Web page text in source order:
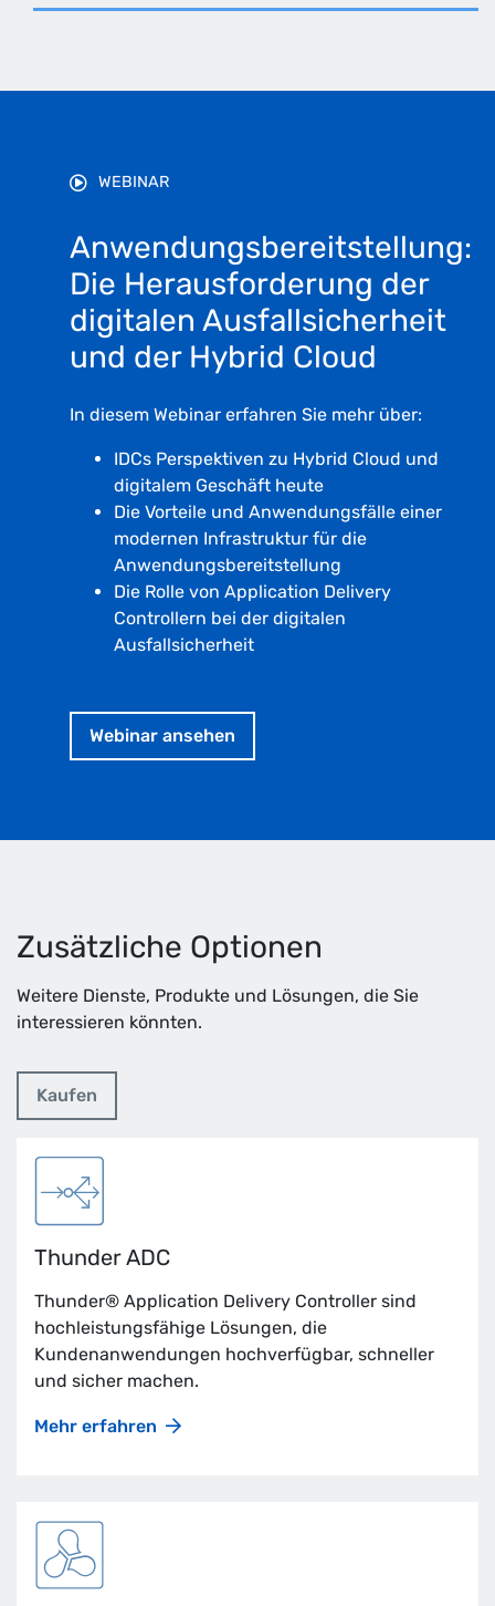
WEBINAR
Anwendungsbereitstellung:
Die Herausforderung der
digitalen Ausfallsicherheit
und der Hybrid Cloud
In diesem Webinar erfahren Sie mehr über:
IDCs Perspektiven zu Hybrid Cloud und
digitalem Geschäft heute
Die Vorteile und Anwendungsfälle einer
modernen Infrastruktur für die
Anwendungsbereitstellung
Die Rolle von Application Delivery
Controllern bei der digitalen
Ausfallsicherheit
Webinar ansehen
Zusätzliche Optionen
Weitere Dienste, Produkte und Lösungen, die Sie
interessieren könnten.
Kaufen
Thunder ADC
Thunder® Application Delivery Controller sind
hochleistungsfähige Lösungen, die
Kundenanwendungen hochverfügbar, schneller
und sicher machen.
Mehr erfahren